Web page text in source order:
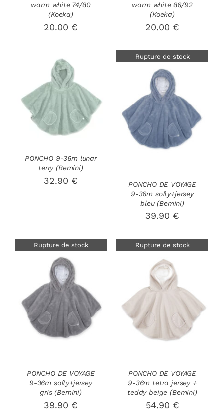
warm white 74/80
(Koeka)
20.00 €
warm white 86/92
(Koeka)
20.00 €
AJOUTER AU
PANIER
DÉTAILS
PONCHO 9-36m lunar
terry (Bemini)
32.90 €
Rupture de stock
DÉTAILS
PONCHO DE VOYAGE
9-36m softy+jersey
bleu (Bemini)
39.90 €
Rupture de stock
DÉTAILS
PONCHO DE VOYAGE
9-36m softy+jersey
gris (Bemini)
39.90 €
Rupture de stock
DÉTAILS
PONCHO DE VOYAGE
9-36m tetra jersey +
teddy beige (Bemini)
54.90 €